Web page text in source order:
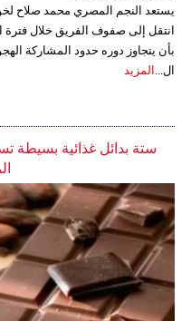
يستعد النجم المصري محمد صلاح
انتقل إلى صفوف الفريق خلال فترة
بأن يتجاوز دوره حدود المشاركة
ال... المزيد
ستة بدائل غذائية بسيطة